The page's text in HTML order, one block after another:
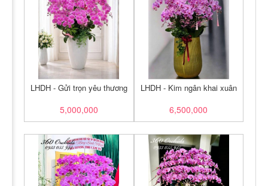
LHDH - Gửi trọn yêu thương
5,000,000
LHDH - Kim ngân khai xuân
6,500,000